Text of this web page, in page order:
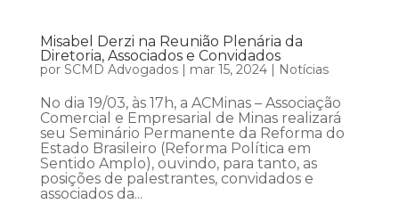
Misabel Derzi na Reunião Plenária da
Diretoria, Associados e Convidados
por SCMD Advogados| mar 15, 2024| Notícias
No dia 19/03, às 17h, a ACMinas – Associação
Comercial e Empresarial de Minas realizará
seu Seminário Permanente da Reforma do
Estado Brasileiro (Reforma Política em
Sentido Amplo), ouvindo, para tanto, as
posições de palestrantes, convidados e
associados da...